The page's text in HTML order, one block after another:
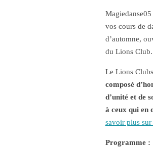
vos cours de
d’automne,
du Lions Club.
Le Lions
composé
d’unité et de
à ceux qui en
savoir plus
Programme :